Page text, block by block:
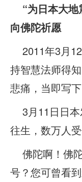
“为日本大地
向佛陀祈愿
2011年3月
持智慧法师得
悲痛，当即写
3月11日日本
往生，数万人
佛陀啊！佛
号？您可曾看